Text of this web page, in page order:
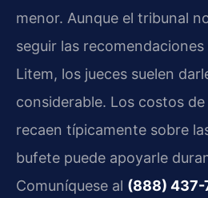
menor. Aunque el tribunal
seguir las recomendaciones
Litem, los jueces suelen
considerable. Los costos
recaen típicamente sobre
bufete puede apoyarle
Comuníquese al (888) 437-